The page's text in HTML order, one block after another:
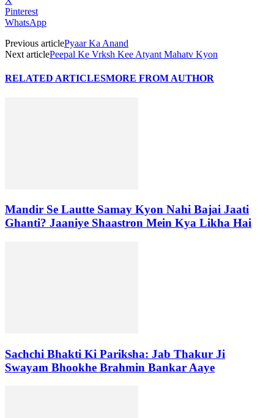
Pinterest
WhatsApp
Previous articlePyaar Ka Anand
Next articlePeepal Ke Vrksh Kee Atyant Mahatv Kyon
RELATED ARTICLESMORE FROM AUTHOR
Mandir Se Lautte Samay Kyon Nahi Bajai Jaati
Ghanti? Jaaniye Shaastron Mein Kya Likha Hai
Sachchi Bhakti Ki Pariksha: Jab Thakur Ji
Swayam Bhookhe Brahmin Bankar Aaye